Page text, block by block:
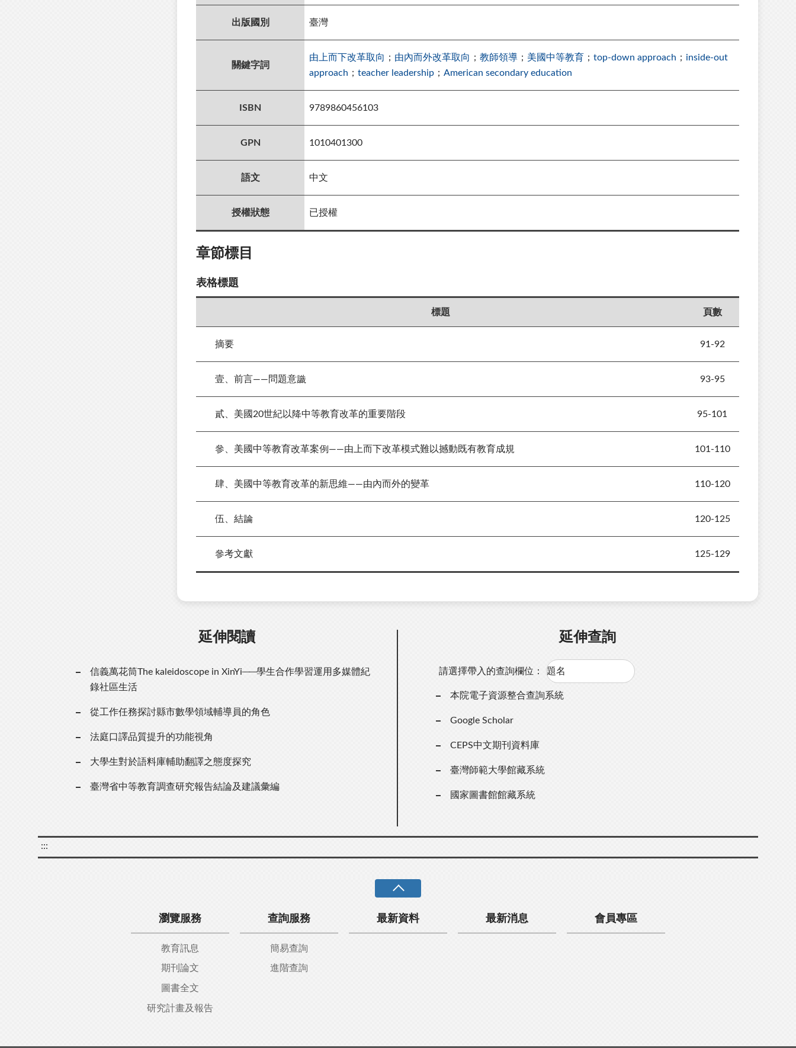
出版國別 臺灣
關鍵字詞
由上而下改革取向 ； 由內而外改革取向 ； 教師領導 ； 美國中等教育 ； top-down approach ； inside-out
approach ； teacher leadership ； American secondary education
ISBN 9789860456103
GPN 1010401300
語文 中文
授權狀態 已授權
章節標目
表格標題
標題 頁數
摘要 91-92
壹、前言——問題意識 93-95
貳、美國20世紀以降中等教育改革的重要階段 95-101
參、美國中等教育改革案例——由上而下改革模式難以撼動既有教育成規 101-110
肆、美國中等教育改革的新思維——由內而外的變革 110-120
伍、結論 120-125
參考文獻 125-129
延伸閱讀
信義萬花筒The kaleidoscope in XinYi──學生合作學習運用多媒體紀
錄社區生活
從工作任務探討縣市數學領域輔導員的角色
法庭口譯品質提升的功能視角
大學生對於語料庫輔助翻譯之態度探究
臺灣省中等教育調查研究報告結論及建議彙編
延伸查詢
請選擇帶入的查詢欄位：
本院電子資源整合查詢系統
Google Scholar
CEPS中文期刊資料庫
臺灣師範大學館藏系統
國家圖書館館藏系統
:::
瀏覽服務
教育訊息
期刊論文
圖書全文
研究計畫及報告
查詢服務
簡易查詢
進階查詢
最新資料 最新消息 會員專區